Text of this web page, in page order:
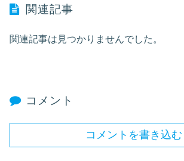
関連記事
関連記事は見つかりませんでした。
コメント
コメントを書き込む